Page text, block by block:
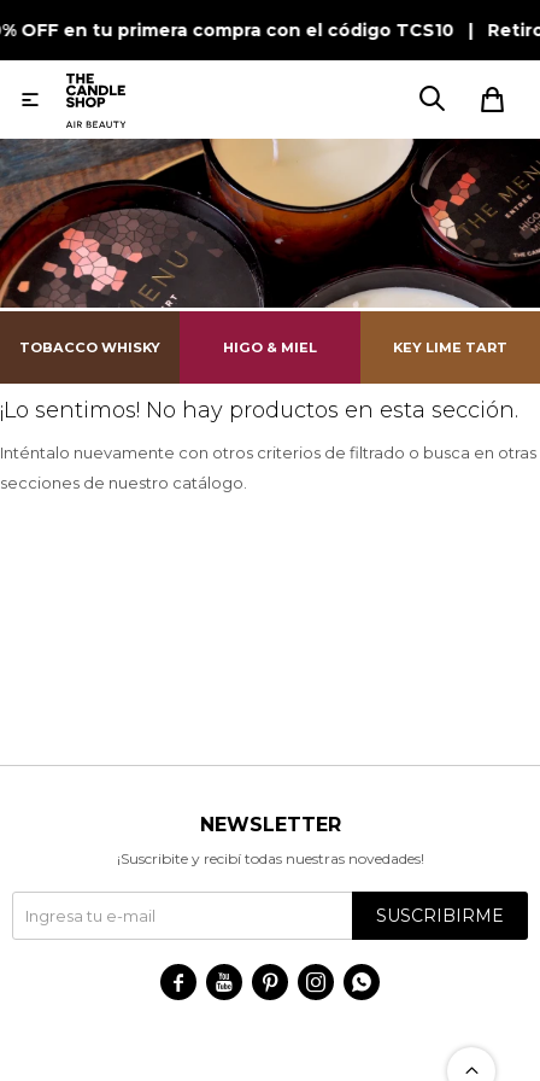
OFF en tu primera compra con el código TCS10 |

TOBACCO WHISKY HIGO & MIEL KEY LIME TART
¡Lo sentimos! No hay productos en esta sección.
Inténtalo nuevamente con otros criterios de filtrado o busca en otras
secciones de nuestro catálogo.
NEWSLETTER
¡Suscribite y recibí todas nuestras novedades!
SUSCRIBIRME
    